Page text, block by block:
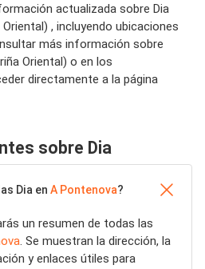
actualizada sobre Dia
, incluyendo ubicaciones
más información sobre
Oriental) o en los
directamente a la página
sobre Dia
Dia en A Pontenova?
un resumen de todas las
. Se muestran la dirección, la
y enlaces útiles para